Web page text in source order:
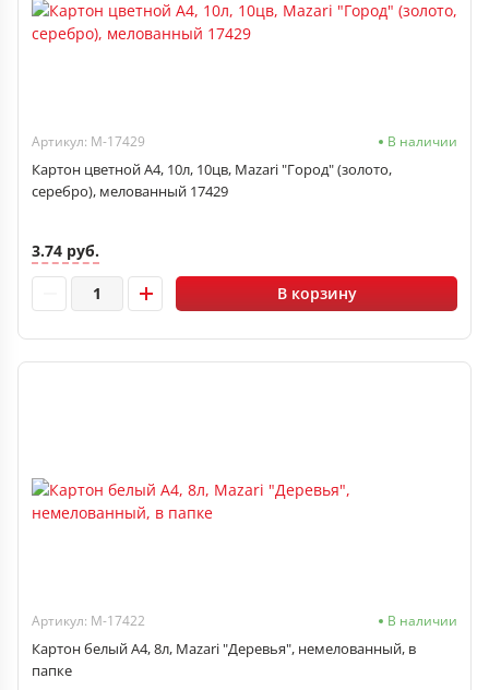
Артикул: M-17429 В наличии
Картон цветной A4, 10л, 10цв, Mazari "Город" (золото,
серебро), мелованный 17429
3.74 руб.
В корзину
Артикул: M-17422 В наличии
Картон белый A4, 8л, Mazari "Деревья", немелованный, в
папке